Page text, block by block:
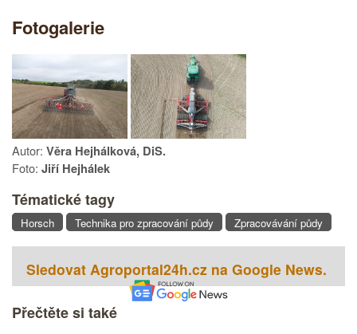
Fotogalerie
Autor: Věra Hejhálková, DiS.
Foto: Jiří Hejhálek
Tématické tagy
Horsch Technika pro zpracování půdy Zpracovávání půdy
Sledovat Agroportal24h.cz na Google News.
Přečtěte si také